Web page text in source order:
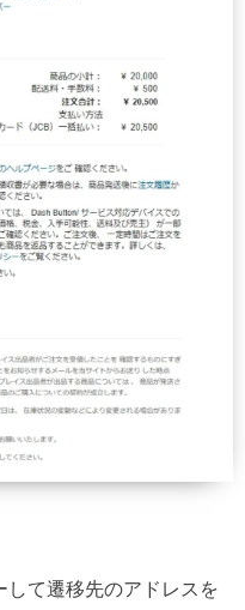
て遷移先のアドレスを